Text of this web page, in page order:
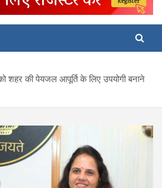
शहर की पेयजल आपूर्ति के लिए उपयोगी बनाने